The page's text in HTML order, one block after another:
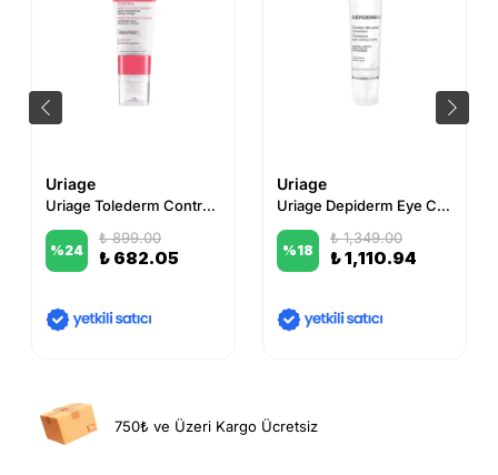
Uriage
Uriage Tolederm Control Göz Çevresi Bakım Kremi 15 ml
%24
₺ 899.00
₺ 682.05
Uriage
Uriage Depiderm Eye Contour Care 15 ml
%18
₺ 1,349.00
₺ 1,110.94
750₺ ve Üzeri Kargo Ücretsiz